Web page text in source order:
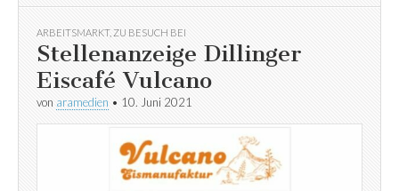
ARBEITSMARKT, ZU BESUCH BEI
Stellenanzeige Dillinger
Eiscafé Vulcano
von aramedien • 10. Juni 2021